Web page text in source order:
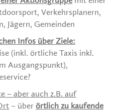
Verkehrsplanern,
Jägern, Gemeinden
Infos über Ziele:
(inkl. örtliche Taxis inkl.
Ausgangspunkt),
– aber auch z.B. auf
– über örtlich zu kaufende